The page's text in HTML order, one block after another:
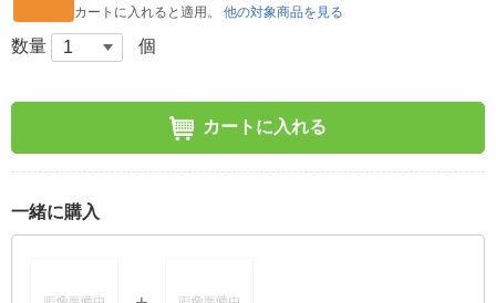
カートに入れると適用。 他の対象商品を見る
数量 個
カートに入れる
一緒に購入